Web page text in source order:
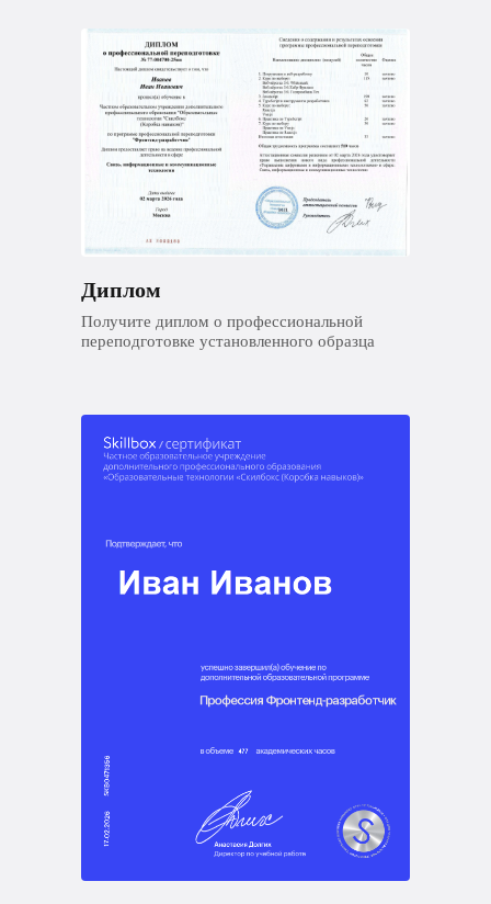
Диплом
Получите диплом о профессиональной
переподготовке установленного образца